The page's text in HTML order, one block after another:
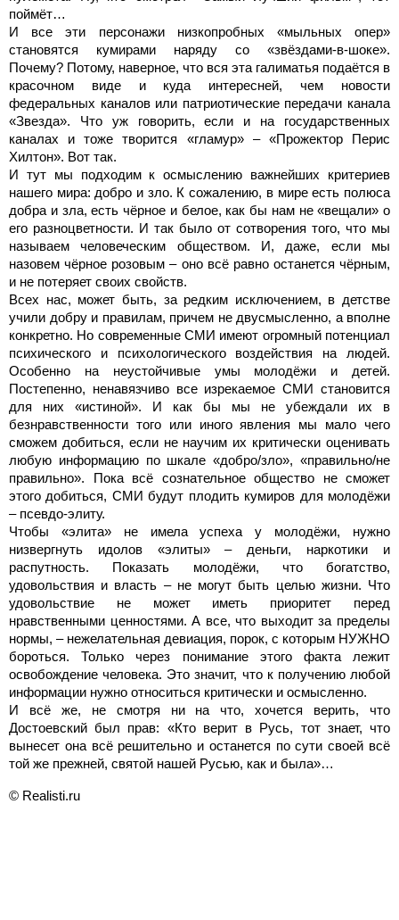
поймёт…
И все эти персонажи низкопробных «мыльных опер»
становятся кумирами наряду со «звёздами-в-шоке».
Почему? Потому, наверное, что вся эта галиматья подаётся в
красочном виде и куда интересней, чем новости
федеральных каналов или патриотические передачи канала
«Звезда». Что уж говорить, если и на государственных
каналах и тоже творится «гламур» – «Прожектор Перис
Хилтон». Вот так.
И тут мы подходим к осмыслению важнейших критериев
нашего мира: добро и зло. К сожалению, в мире есть полюса
добра и зла, есть чёрное и белое, как бы нам не «вещали» о
его разноцветности. И так было от сотворения того, что мы
называем человеческим обществом. И, даже, если мы
назовем чёрное розовым – оно всё равно останется чёрным,
и не потеряет своих свойств.
Всех нас, может быть, за редким исключением, в детстве
учили добру и правилам, причем не двусмысленно, а вполне
конкретно. Но современные СМИ имеют огромный потенциал
психического и психологического воздействия на людей.
Особенно на неустойчивые умы молодёжи и детей.
Постепенно, ненавязчиво все изрекаемое СМИ становится
для них «истиной». И как бы мы не убеждали их в
безнравственности того или иного явления мы мало чего
сможем добиться, если не научим их критически оценивать
любую информацию по шкале «добро/зло», «правильно/не
правильно». Пока всё сознательное общество не сможет
этого добиться, СМИ будут плодить кумиров для молодёжи
– псевдо-элиту.
Чтобы «элита» не имела успеха у молодёжи, нужно
низвергнуть идолов «элиты» – деньги, наркотики и
распутность. Показать молодёжи, что богатство,
удовольствия и власть – не могут быть целью жизни. Что
удовольствие не может иметь приоритет перед
нравственными ценностями. А все, что выходит за пределы
нормы, – нежелательная девиация, порок, с которым НУЖНО
бороться. Только через понимание этого факта лежит
освобождение человека. Это значит, что к получению любой
информации нужно относиться критически и осмысленно.
И всё же, не смотря ни на что, хочется верить, что
Достоевский был прав: «Кто верит в Русь, тот знает, что
вынесет она всё решительно и останется по сути своей всё
той же прежней, святой нашей Русью, как и была»…
© Realisti.ru